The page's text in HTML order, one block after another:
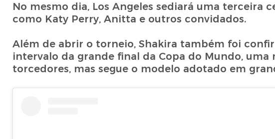
No mesmo dia, Los Angeles sediará uma terceira
como Katy Perry, Anitta e outros convidados.
Além de abrir o torneio, Shakira também foi
intervalo da grande final da Copa do Mundo,
torcedores, mas segue o modelo adotado em